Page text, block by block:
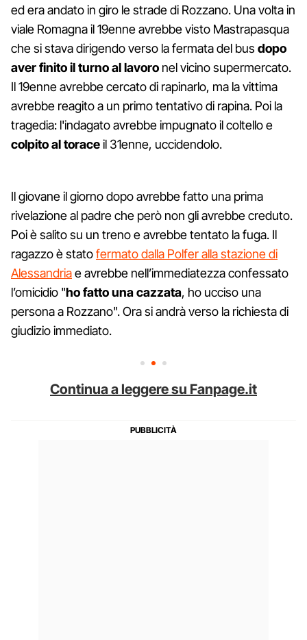
ed era andato in giro le strade di Rozzano. Una volta in
viale Romagna il 19enne avrebbe visto Mastrapasqua
che si stava dirigendo verso la fermata del bus dopo
aver finito il turno al lavoro nel vicino supermercato.
Il 19enne avrebbe cercato di rapinarlo, ma la vittima
avrebbe reagito a un primo tentativo di rapina. Poi la
tragedia: l'indagato avrebbe impugnato il coltello e
colpito al toraceil 31enne, uccidendolo.
Il giovane il giorno dopo avrebbe fatto una prima
rivelazione al padre che però non gli avrebbe creduto.
Poi è salito su un treno e avrebbe tentato la fuga. Il
ragazzo è statofermato dalla Polfer alla stazione di
Alessandriae avrebbe nell’immediatezza confessato
l’omicidio "ho fatto una cazzata, ho ucciso una
persona a Rozzano". Ora si andrà verso la richiesta di
giudizio immediato.
Continua a leggere su Fanpage.it